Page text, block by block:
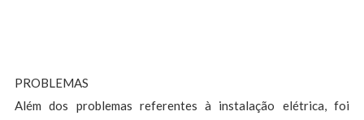
PROBLEMAS
Além dos problemas referentes à instalação elétrica, foi